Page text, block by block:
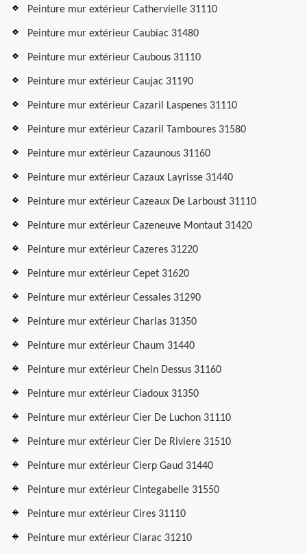
Peinture mur extérieur Cathervielle 31110
Peinture mur extérieur Caubiac 31480
Peinture mur extérieur Caubous 31110
Peinture mur extérieur Caujac 31190
Peinture mur extérieur Cazaril Laspenes 31110
Peinture mur extérieur Cazaril Tamboures 31580
Peinture mur extérieur Cazaunous 31160
Peinture mur extérieur Cazaux Layrisse 31440
Peinture mur extérieur Cazeaux De Larboust 31110
Peinture mur extérieur Cazeneuve Montaut 31420
Peinture mur extérieur Cazeres 31220
Peinture mur extérieur Cepet 31620
Peinture mur extérieur Cessales 31290
Peinture mur extérieur Charlas 31350
Peinture mur extérieur Chaum 31440
Peinture mur extérieur Chein Dessus 31160
Peinture mur extérieur Ciadoux 31350
Peinture mur extérieur Cier De Luchon 31110
Peinture mur extérieur Cier De Riviere 31510
Peinture mur extérieur Cierp Gaud 31440
Peinture mur extérieur Cintegabelle 31550
Peinture mur extérieur Cires 31110
Peinture mur extérieur Clarac 31210